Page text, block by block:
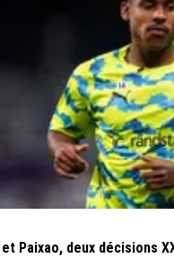
et Paixao, deux décisions